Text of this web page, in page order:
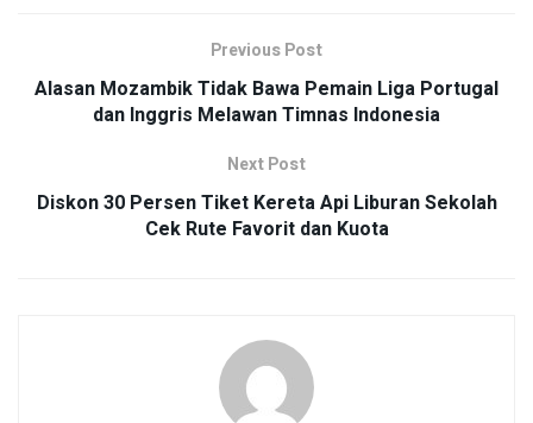
Previous Post
Alasan Mozambik Tidak Bawa Pemain Liga Portugal
dan Inggris Melawan Timnas Indonesia
Next Post
Diskon 30 Persen Tiket Kereta Api Liburan Sekolah
Cek Rute Favorit dan Kuota